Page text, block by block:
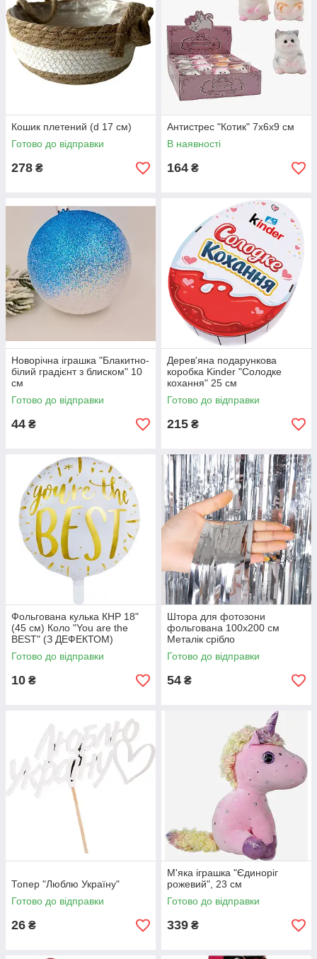
Кошик плетений (d 17 см)
Готово до відправки
278 ₴
Антистрес "Котик" 7х6х9 см
В наявності
164 ₴
Новорічна іграшка "Блакитно-
білий градієнт з блиском" 10
см
Готово до відправки
44 ₴
Дерев'яна подарункова
коробка Kinder "Солодке
кохання" 25 см
Готово до відправки
215 ₴
Фольгована кулька КНР 18"
(45 см) Коло "You are the
BEST" (З ДЕФЕКТОМ)
Готово до відправки
10 ₴
Штора для фотозони
фольгована 100х200 см
Металік срібло
Готово до відправки
54 ₴
Топер "Люблю Україну"
Готово до відправки
26 ₴
М'яка іграшка "Єдиноріг
рожевий", 23 см
Готово до відправки
339 ₴